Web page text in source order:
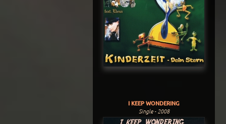
I KEEP WONDERING
Single - 2008